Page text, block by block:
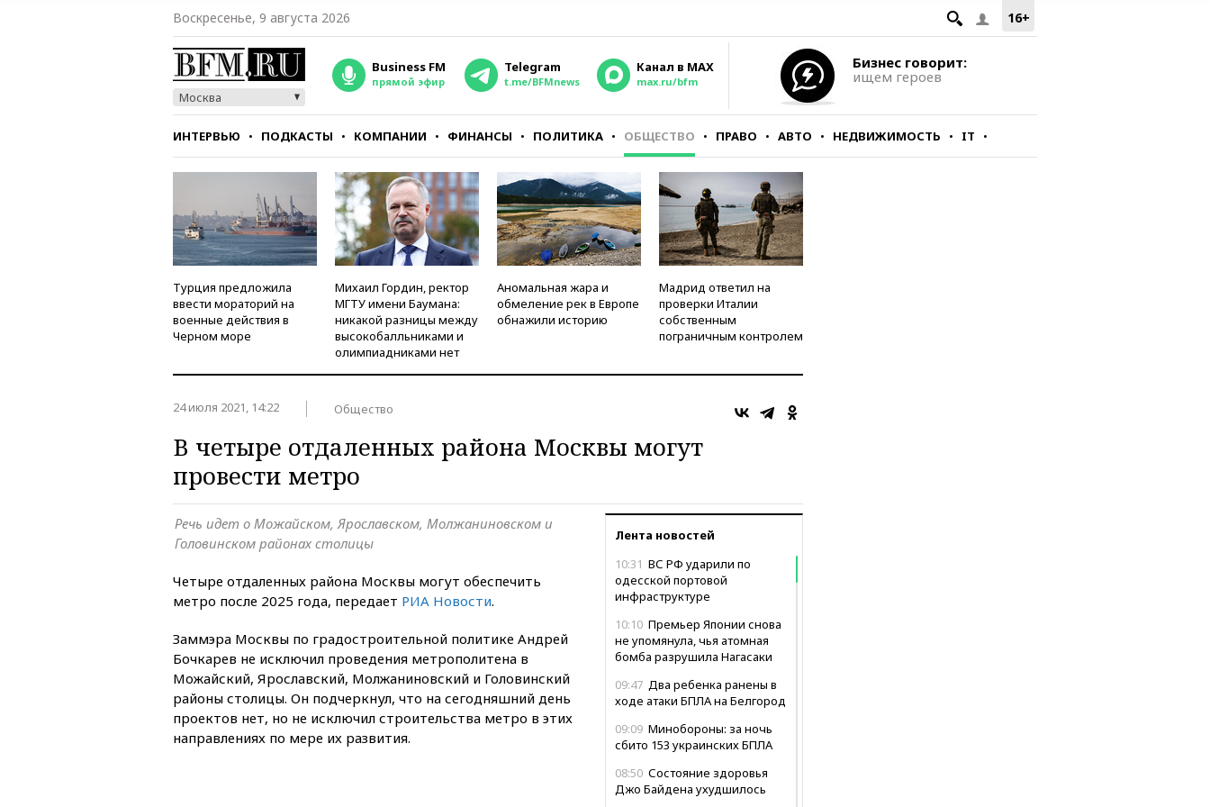
16+
Воскресенье, 9 августа 2026
Москва
Business FM
прямой эфир
Telegram
t.me/BFMnews
Канал в MAX
max.ru/bfm
Бизнес говорит:
ищем героев
ИНТЕРВЬЮ ПОДКАСТЫ КОМПАНИИ ФИНАНСЫ ПОЛИТИКА ОБЩЕСТВО ПРАВО АВТО НЕДВИЖИМОСТЬ IT
СТИЛЬ ТЕСТЫ
Турция предложила
ввести мораторий на
военные действия в
Черном море
Михаил Гордин, ректор
МГТУ имени Баумана:
никакой разницы между
высокобалльниками и
олимпиадниками нет
Аномальная жара и
обмеление рек в Европе
обнажили историю
Мадрид ответил на
проверки Италии
собственным
пограничным контролем
24 июля 2021, 14:22 Общество
В четыре отдаленных района Москвы могут
провести метро
Лента новостей
10:31 ВС РФ ударили по
одесской портовой
инфраструктуре
10:10 Премьер Японии снова
не упомянула, чья атомная
бомба разрушила Нагасаки
09:47 Два ребенка ранены в
ходе атаки БПЛА на Белгород
09:09 Минобороны: за ночь
сбито 153 украинских БПЛА
08:50 Состояние здоровья
Джо Байдена ухудшилось
Речь идет о Можайском, Ярославском, Молжаниновском и
Головинском районах столицы
Четыре отдаленных района Москвы могут обеспечить
метро после 2025 года, передает РИА Новости.
Заммэра Москвы по градостроительной политике Андрей
Бочкарев не исключил проведения метрополитена в
Можайский, Ярославский, Молжаниновский и Головинский
районы столицы. Он подчеркнул, что на сегодняшний день
проектов нет, но не исключил строительства метро в этих
направлениях по мере их развития.